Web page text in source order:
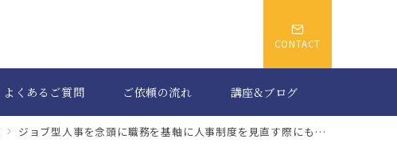
CONTACT
よくあるご質問 ご依頼の流れ 講座&ブログ
ジョブ型人事を念頭に職務を基軸に人事制度を見直す際にもメンバーシップは重要な要素